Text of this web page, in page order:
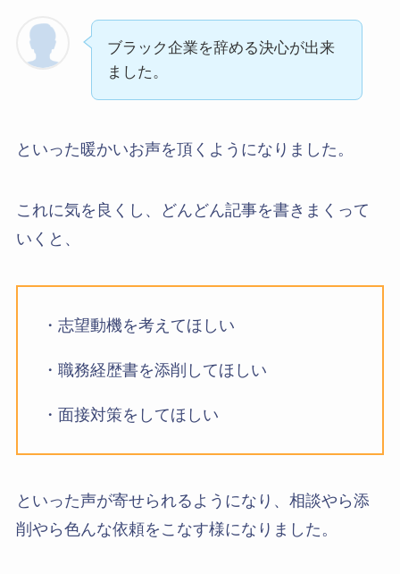
ブラック企業を辞める決心が出来
ました。
といった暖かいお声を頂くようになりました。
これに気を良くし、どんどん記事を書きまくって
いくと、
・志望動機を考えてほしい
・職務経歴書を添削してほしい
・面接対策をしてほしい
といった声が寄せられるようになり、相談やら添
削やら色んな依頼をこなす様になりました。